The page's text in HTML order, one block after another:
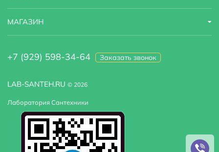
LAB-SANTEH.RU © 2026
Лаборатория Сантехники
МАГАЗИН
+7 (929) 598-34-64 Заказать звонок